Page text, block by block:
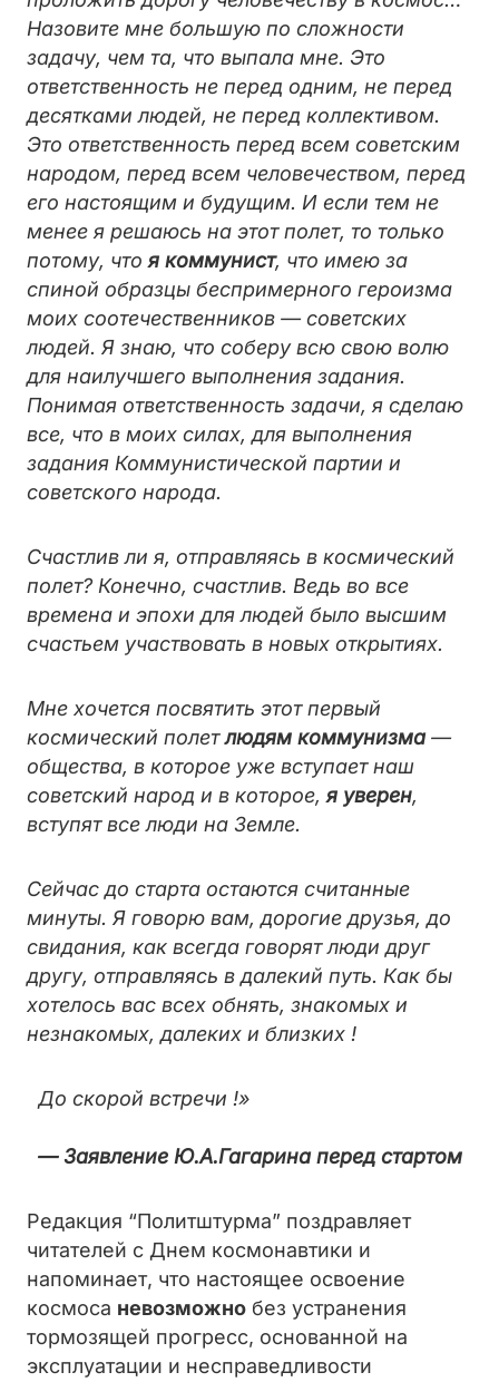
Назовите мне большую по сложности
задачу, чем та, что выпала мне. Это
ответственность не перед одним, не перед
десятками людей, не перед коллективом.
Это ответственность перед всем советским
народом, перед всем человечеством, перед
его настоящим и будущим. И если тем не
менее я решаюсь на этот полет, то только
потому, что я коммунист, что имею за
спиной образцы беспримерного героизма
моих соотечественников — советских
людей. Я знаю, что соберу всю свою волю
для наилучшего выполнения задания.
Понимая ответственность задачи, я сделаю
все, что в моих силах, для выполнения
задания Коммунистической партии и
советского народа.
Счастлив ли я, отправляясь в космический
полет? Конечно, счастлив. Ведь во все
времена и эпохи для людей было высшим
счастьем участвовать в новых открытиях.
Мне хочется посвятить этот первый
космический полетлюдям коммунизма—
общества, в которое уже вступает наш
советский народ и в которое, я уверен,
вступят все люди на Земле.
Сейчас до старта остаются считанные
минуты. Я говорю вам, дорогие друзья, до
свидания, как всегда говорят люди друг
другу, отправляясь в далекий путь. Как бы
хотелось вас всех обнять, знакомых и
незнакомых, далеких и близких !
До скорой встречи !»
— Заявление Ю.А.Гагарина перед стартом
Редакция “Политштурма” поздравляет
читателей с Днем космонавтики и
напоминает, что настоящее освоение
космоса невозможно без устранения
тормозящей прогресс, основанной на
эксплуатации и несправедливости